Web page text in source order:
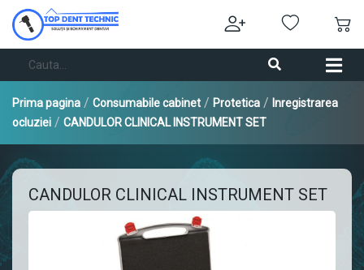
Prima pagina / Consumabile cabinet / Protetica / Inregistrarea
ocluziei / CANDULOR CLINICAL INSTRUMENT SET
CANDULOR CLINICAL INSTRUMENT SET